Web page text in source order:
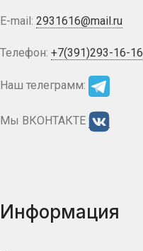
E-mail: 2931616@mail.ru
Телефон: +7(391)293-16-16
Наш телеграмм:
Мы ВКОНТАКТЕ
Информация